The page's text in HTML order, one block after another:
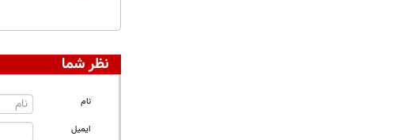
نظر شما
نام
ایمیل